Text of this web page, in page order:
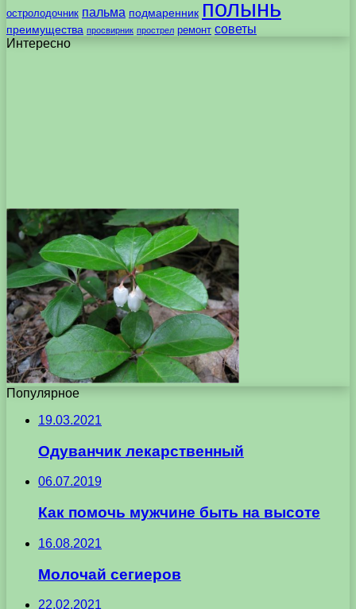
остролодочник пальма подмаренник полынь
преимущества просвирник прострел ремонт советы
Интересно
Популярное
19.03.2021
Одуванчик лекарственный
06.07.2019
Как помочь мужчине быть на высоте
16.08.2021
Молочай сегиеров
22.02.2021